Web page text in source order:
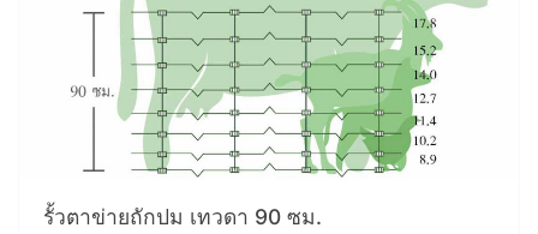
รั้วตาข่ายถักปม เทวดา 90 ซม.